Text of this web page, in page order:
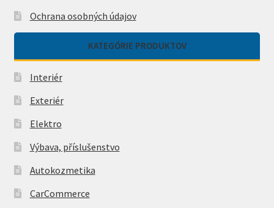
Ochrana osobných údajov
KATEGÓRIE PRODUKTOV
Interiér
Exteriér
Elektro
Výbava, příslušenstvo
Autokozmetika
CarCommerce